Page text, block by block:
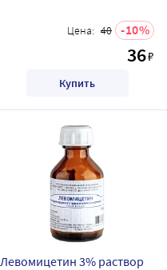
Цена: 40 10
36₽
Купить
Левомицетин 3% раствор